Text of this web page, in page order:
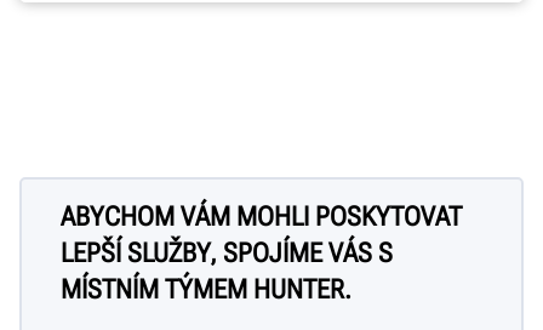
ABYCHOM VÁM MOHLI POSKYTOVAT
LEPŠÍ SLUŽBY, SPOJÍME VÁS S
MÍSTNÍM TÝMEM HUNTER.